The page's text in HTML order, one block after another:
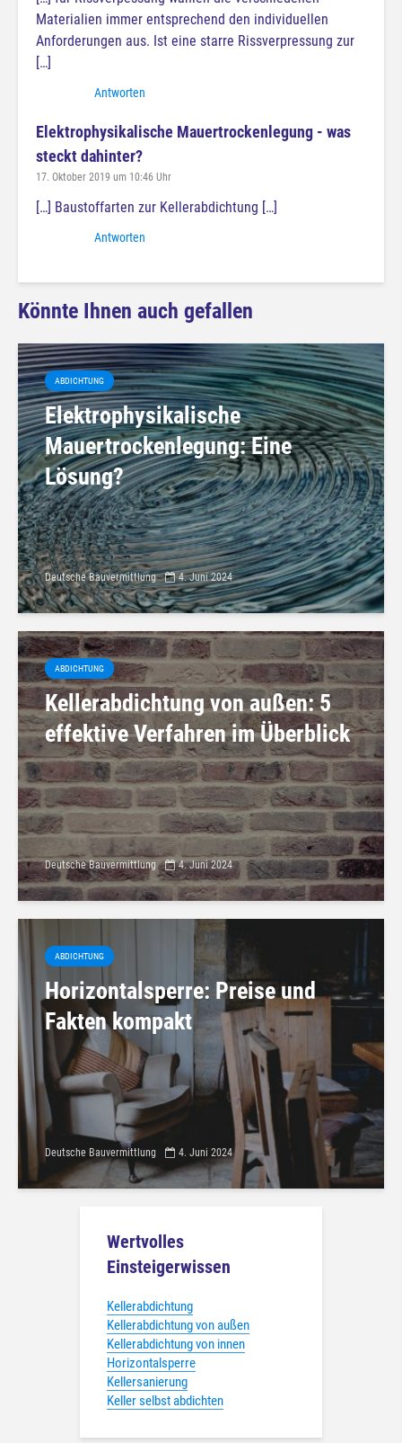
Materialien immer entsprechend den individuellen
Anforderungen aus. Ist eine starre Rissverpressung zur
[…]
Antworten
Elektrophysikalische Mauertrockenlegung - was
steckt dahinter?
17. Oktober 2019 um 10:46 Uhr
[…] Baustoffarten zur Kellerabdichtung […]
Antworten
Könnte Ihnen auch gefallen
ABDICHTUNG
Elektrophysikalische
Mauertrockenlegung: Eine
Lösung?
Deutsche Bauvermittlung 4. Juni 2024
ABDICHTUNG
Kellerabdichtung von außen: 5
effektive Verfahren im Überblick
Deutsche Bauvermittlung 4. Juni 2024
ABDICHTUNG
Horizontalsperre: Preise und
Fakten kompakt
Deutsche Bauvermittlung 4. Juni 2024
Wertvolles
Einsteigerwissen
Kellerabdichtung
Kellerabdichtung von außen
Kellerabdichtung von innen
Horizontalsperre
Kellersanierung
Keller selbst abdichten